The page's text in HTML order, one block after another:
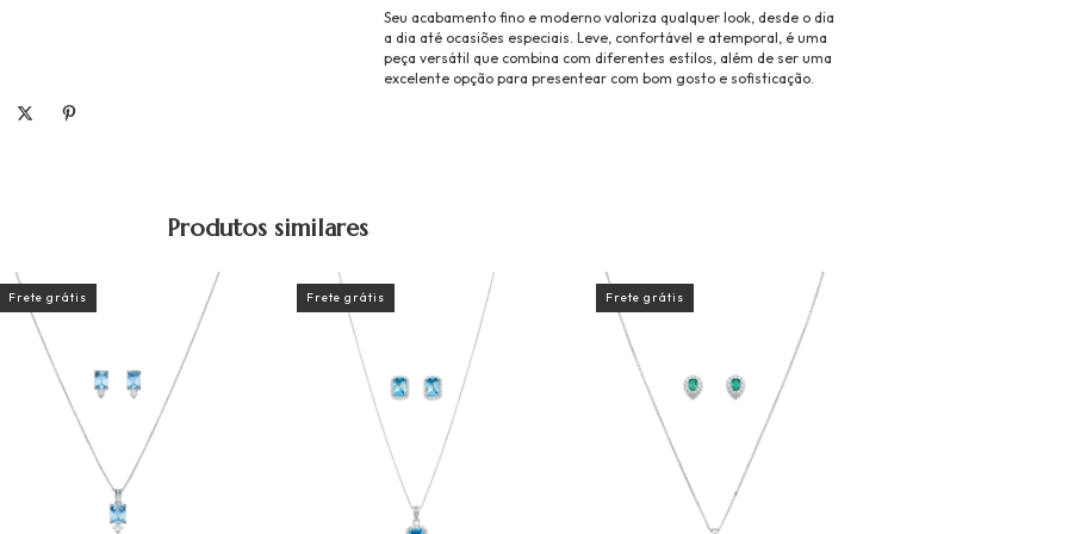
Seu acabamento fino e moderno valoriza qualquer look, desde o dia
a dia até ocasiões especiais. Leve, confortável e atemporal, é uma
peça versátil que combina com diferentes estilos, além de ser uma
excelente opção para presentear com bom gosto e sofisticação.
Produtos similares
Frete grátis Frete grátis Frete grátis